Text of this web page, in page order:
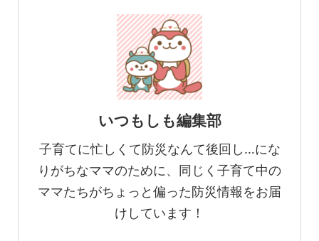
いつもしも編集部
子育てに忙しくて防災なんて後回し…にな
りがちなママのために、同じく子育て中の
ママたちがちょっと偏った防災情報をお届
けしています！